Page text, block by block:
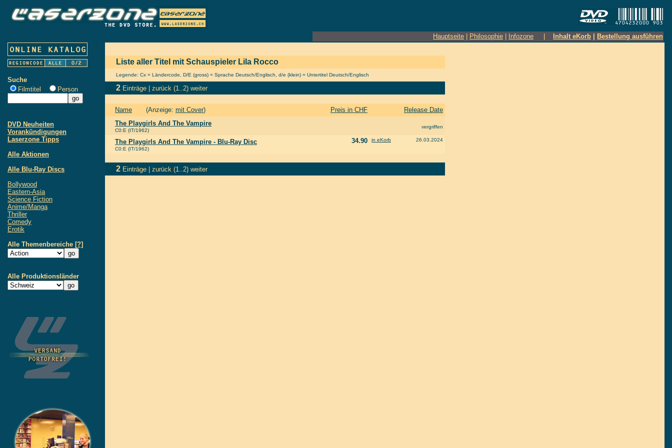
Hauptseite Philosophie Infozone Inhalt eKorb Bestellung ausführen
Suche
Filmtitel
Person
DVD Neuheiten
Vorankündigungen
Laserzone Tipps
Alle Aktionen
Alle Blu-Ray Discs
Bollywood
Eastern-Asia
Science Fiction
Anime/Manga
Thriller
Comedy
Erotik
Alle Themenbereiche [?]
Alle Produktionsländer
Liste aller Titel mit Schauspieler Lila Rocco
Legende: Cx = Ländercode, D/E (gross) = Sprache Deutsch/Englisch, d/e (klein) = Untertitel Deutsch/Englisch
2 Einträge | zurück (1..2) weiter
Name (Anzeige: mit Cover) Preis in CHF
Release Date
The Playgirls And The Vampire
C0:E (IT/1962)
vergriffen
The Playgirls And The Vampire - Blu-Ray Disc
C0:E (IT/1962)
34.90 in eKorb 26.03.2024
2 Einträge | zurück (1..2) weiter